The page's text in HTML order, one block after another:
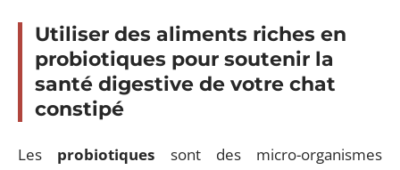
Utiliser des aliments riches en
probiotiques pour soutenir la
santé digestive de votre chat
constipé
Les probiotiques sont des micro-organismes